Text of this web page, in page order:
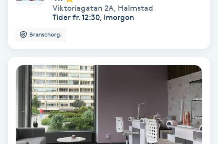
Extensions borttagning
Face framing
Faceliftmassage
Fet hårbotten
Viktoriagatan 2A, Halmstad
Tider fr. 12:30, Imorgon
Branschorg.